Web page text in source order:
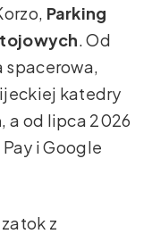
Parking
. Od
spacerowa,
katedry
, a od lipca 2026
i Google
z